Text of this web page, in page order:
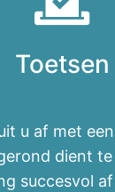
Toetsen
u af met
dient
succesvol